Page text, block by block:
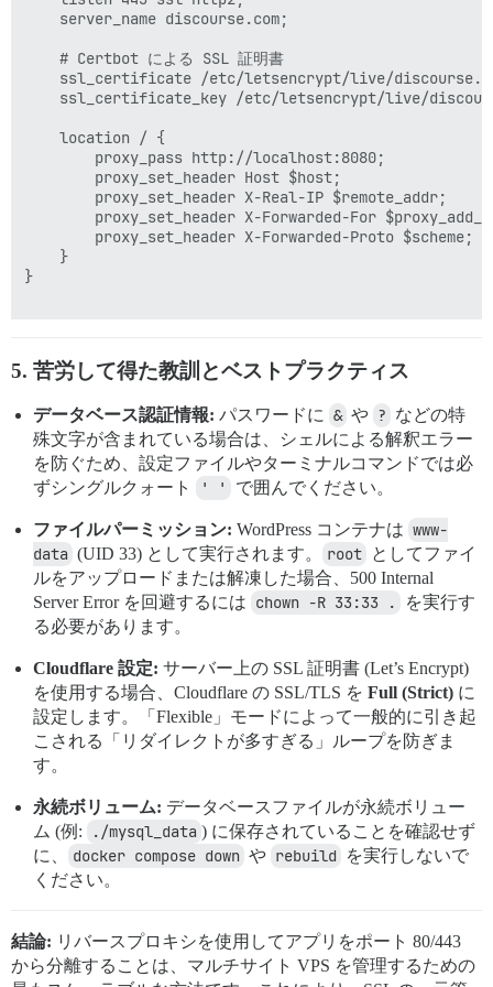
    server_name discourse.com;
    # Certbot による SSL 証明書
ssl_certificate /etc/letsencrypt/live/
ssl_certificate_key /etc/letsencrypt/live/
    location / {
        proxy_pass http://localhost:8080;
        proxy_set_header Host $host;
        proxy_set_header X-Real-IP $remote_addr;
proxy_set_header X-Forwarded-For
proxy_set_header X-Forwarded-Proto $scheme; #
    }
}
5. 苦労して得た教訓とベストプラクティス
データベース認証情報: パスワードに & や ? などの特
殊文字が含まれている場合は、シェルによる解釈エラー
を防ぐため、設定ファイルやターミナルコマンドでは必
ずシングルクォート
' ' で囲んでください。
ファイルパーミッション: WordPress コンテナは www-
data (UID 33) として実行されます。 root としてファイ
ルをアップロードまたは解凍した場合、500 Internal
Server Error を回避するには chown -R 33:33 .
を実行す
る必要があります。
Cloudflare 設定: サーバー上の SSL 証明書 (Let’s Encrypt)
を使用する場合、Cloudflare の SSL/TLS を Full (Strict) に
設定します。「Flexible」モードによって一般的に引き起
こされる「リダイレクトが多すぎる」ループを防ぎま
す。
永続ボリューム: データベースファイルが永続ボリュー
ム (例:
./mysql_data ) に保存されていることを確認せず
に、
docker compose down や rebuild
を実行しないで
ください。
結論: リバースプロキシを使用してアプリをポート 80/443
から分離することは、マルチサイト VPS を管理するための